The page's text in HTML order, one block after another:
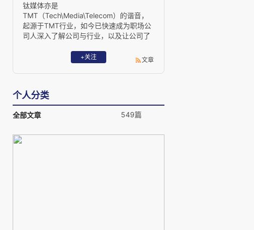
钛媒体亦是
TMT（Tech\Media\Telecom）的谐音，
起源于TMT行业，如今已快速成为职场公
司人深入了解公司与行业，以及让公司了
+关注 文章
个人分类
全部文章 549篇